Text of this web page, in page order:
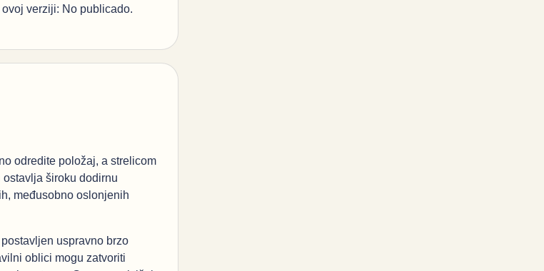
verziji: No publicado.
odredite položaj, a strelicom
široku dodirnu
međusobno oslonjenih
uspravno brzo
oblici mogu zatvoriti